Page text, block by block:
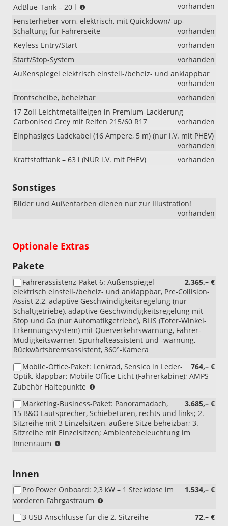
PHEV)
AdBlue-Tank – 20 l
mit
Diesel)
vorhanden
Fensterheber vorn, elektrisch, mit Quickdown/-up-
Schaltung für Fahrerseite
vorhanden
Keyless Entry/Start
vorhanden
Start/Stop-System
vorhanden
Außenspiegel elektrisch einstell-/beheiz- und anklappbar
vorhanden
Frontscheibe, beheizbar
vorhanden
17-Zoll-Leichtmetallfelgen in Premium-Lackierung
Carbonised Grey mit Reifen 215/60 R17
vorhanden
Einphasiges Ladekabel (16 Ampere, 5 m) (nur i.V. mit PHEV)
vorhanden
Kraftstofftank – 63 l (NUR i.V. mit PHEV)
vorhanden
Sonstiges
Bilder und Außenfarben dienen nur zur Illustration!
vorhanden
Optionale Extras
Pakete
2.365,– €
Fahrerassistenz-Paket 6: Außenspiegel
elektrisch einstell-/beheiz- und anklappbar, Pre-Collision-
Assist 2.2, adaptive Geschwindigkeitsregelung (nur
Schaltgetriebe), adaptive Geschwindigkeitsregelung mit
Stop und Go (nur Automatikgetriebe), BLIS (Toter-Winkel-
Erkennungssystem) mit Querverkehrswarnung, Fahrer-
Müdigkeitswarner, Spurhalteassistent und -warnung,
Rückwärtsbremsassistent, 360°-Kamera
764,– €
Mobile-Office-Paket: Lenkrad, Sensico in Leder-
Optik, klappbar; Mobile Office-Licht (Fahrerkabine); AMPS
Zubehör Haltepunkte
mit
Lenkrad
beheizt,
GTBAB
3.685,– €
Marketing-Business-Paket: Panoramadach,
15 B&O Lautsprecher, Schiebetüren, rechts und links; 2.
Sitzreihe mit 3 Einzelsitzen, äußere Sitze beheizbar; 3.
Sitzreihe mit Einzelsitzen; Ambientebeleuchtung im
Innenraum
und
nicht
mit
Innen
1.534,– €
Pro Power Onboard: 2,3 kW – 1 Steckdose im
vorderen Fahrgastraum
mit
72,– €
3 USB-Anschlüsse für die 2. Sitzreihe